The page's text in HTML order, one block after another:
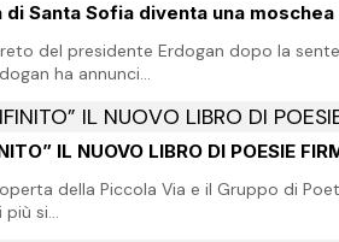
di Santa Sofia diventa una moschea
del presidente Erdogan dopo la
ha annunci…
IL NUOVO LIBRO DI POESIE
della Piccola Via e il Gruppo di
più si…